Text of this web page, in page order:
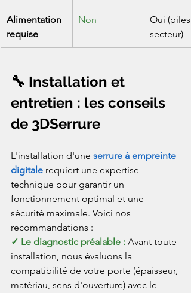
Alimentation
requise
Non
Oui (piles
secteur)
🔧 Installation et
entretien : les conseils
de 3DSerrure
L'installation d'une serrure à empreinte
digitale requiert une expertise
technique pour garantir un
fonctionnement optimal et une
sécurité maximale. Voici nos
recommandations :
✓ Le diagnostic préalable : Avant toute
installation, nous évaluons la
compatibilité de votre porte (épaisseur,
matériau, sens d'ouverture) avec le